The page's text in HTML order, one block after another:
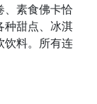
、素食佛卡恰
种甜点、冰淇
饮料。所有连